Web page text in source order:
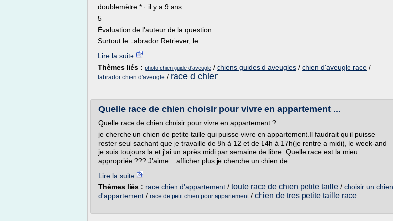
doublemètre * · il y a 9 ans
5
Évaluation de l'auteur de la question
Surtout le Labrador Retriever, le...
Lire la suite
Thèmes liés : photo chien guide d'aveugle / chiens guides d aveugles / chien d'aveugle race /
labrador chien d'aveugle / race d chien
Quelle race de chien choisir pour vivre en appartement ...
Quelle race de chien choisir pour vivre en appartement ?
je cherche un chien de petite taille qui puisse vivre en appartement.Il faudrait qu'il puisse
rester seul sachant que je travaille de 8h à 12 et de 14h à 17h(je rentre a midi), le week-and
je suis toujours la et j'ai un après midi par semaine de libre. Quelle race est la mieu
appropriée ??? J'aime... afficher plus je cherche un chien de...
Lire la suite
Thèmes liés : race chien d'appartement / toute race de chien petite taille / choisir un chien
d'appartement / race de petit chien pour appartement/ chien de tres petite taille race